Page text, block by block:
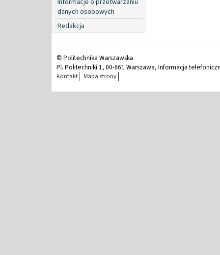
danych osobowych
Redakcja
© Politechnika Warszawska
Pl. Politechniki 1, 00-661 Warszawa, Informacja
Kontakt Mapa strony